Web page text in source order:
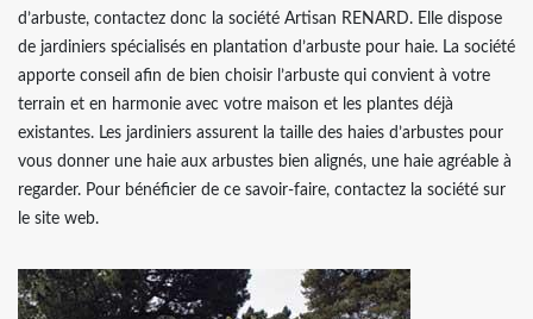
d’arbuste, contactez donc la société Artisan RENARD. Elle dispose
de jardiniers spécialisés en plantation d’arbuste pour haie. La société
apporte conseil afin de bien choisir l’arbuste qui convient à votre
terrain et en harmonie avec votre maison et les plantes déjà
existantes. Les jardiniers assurent la taille des haies d’arbustes pour
vous donner une haie aux arbustes bien alignés, une haie agréable à
regarder. Pour bénéficier de ce savoir-faire, contactez la société sur
le site web.